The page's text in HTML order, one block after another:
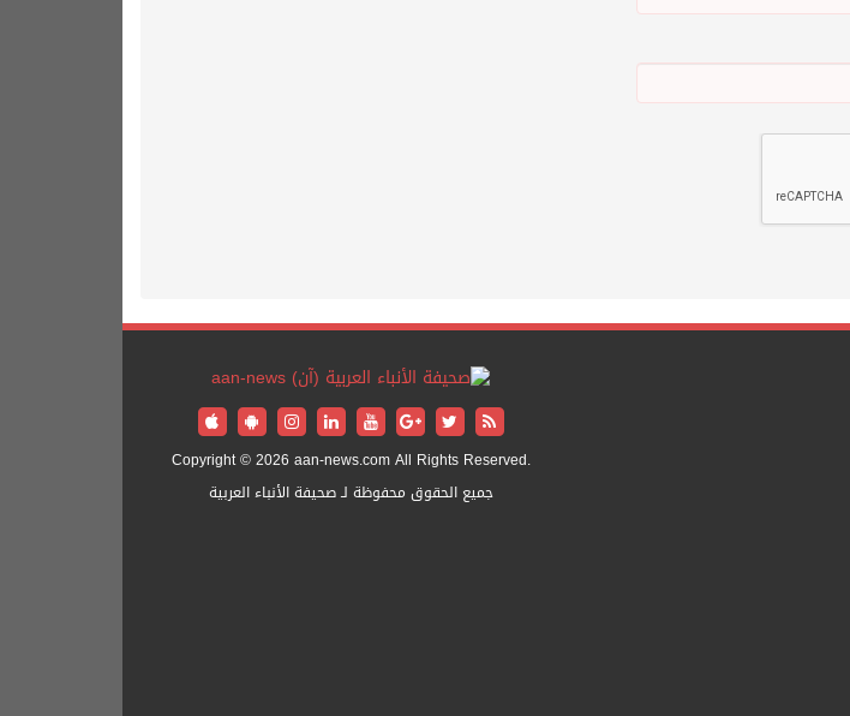
Copyright © 2026 aan-news.com All Rights Reserved.
جميع الحقوق محفوظة لـ صحيفة الأنباء العربية